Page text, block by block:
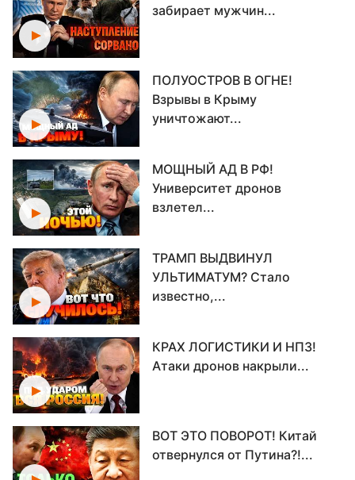
забирает мужчин...
ПОЛУОСТРОВ В ОГНЕ!
Взрывы в Крыму
уничтожают...
МОЩНЫЙ АД В РФ!
Университет дронов
взлетел...
ТРАМП ВЫДВИНУЛ
УЛЬТИМАТУМ? Стало
известно,...
КРАХ ЛОГИСТИКИ И НПЗ!
Атаки дронов накрыли...
ВОТ ЭТО ПОВОРОТ! Китай
отвернулся от Путина?!...